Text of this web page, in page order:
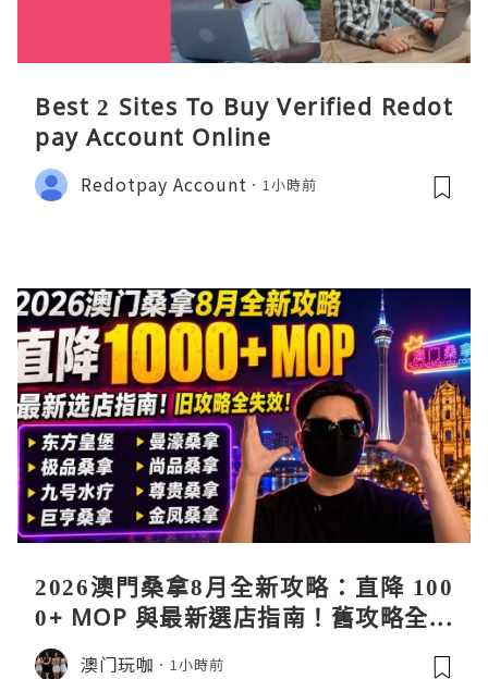
Best 2 Sites To Buy Verified Redot
pay Account Online
Redotpay Account 1小時前
2026澳門桑拿8月全新攻略：直降 100
0+ MOP 與最新選店指南！舊攻略全失
效！
澳门玩咖 1小時前